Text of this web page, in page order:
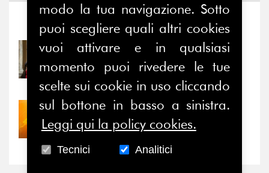
Eventi
31/07/2026
Prima della pausa estiva,
il valore di...
30/07/2026
Nove anni dopo la
modo la tua navigazione. Sotto
puoi scegliere quali altri cookies
vuoi attivare e in qualsiasi
momento puoi rivedere le tue
scelte sui cookie in uso cliccando
sul bottone in basso a sinistra.
Leggi qui la policy cookies.
Tecnici Analitici